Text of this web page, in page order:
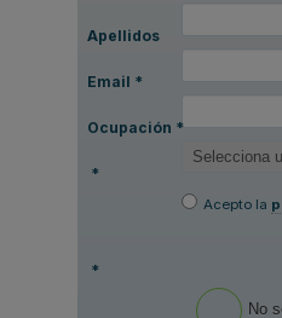
Apellidos
Email *
Ocupación *
*
Acepto la
*
No